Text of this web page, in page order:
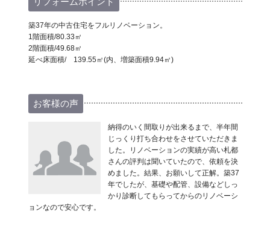
築37年の中古住宅をフルリノベーション。
1階面積/80.33㎡
2階面積/49.68㎡
延べ床面積/ 139.55㎡(内、増築面積9.94㎡)
お客様の声
納得のいく間取りが出来るまで、半年間
じっくり打ち合わせをさせていただきま
した。リノベーションの実績が高い札都
さんの評判は聞いていたので、依頼を決
めました。結果、お願いして正解。築37
年でしたが、基礎や配管、設備などしっ
かり診断してもらってからのリノベーシ
ョンなので安心です。